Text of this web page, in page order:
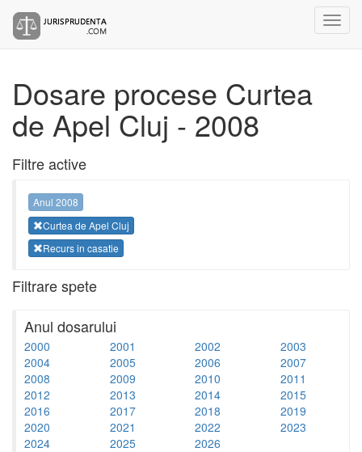
Dosare procese Curtea
de Apel Cluj - 2008
Filtre active
Anul 2008
Curtea de Apel Cluj
Recurs in casatie
Filtrare spete
Anul dosarului
2000 2001 2002
2003
2004
2005 2006
2007
2008
2009 2010
2011
2012
2013 2014
2015
2016
2017 2018
2019
2020
2021 2022
2023
2024
2025 2026